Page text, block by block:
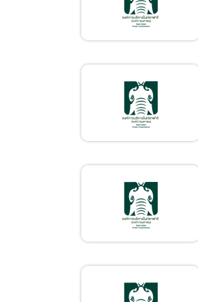
ซื้อน้ำมันเชื้อเพลิงชนิดดีเซล
B7 และชนิดแก๊สโซฮอล์ 95
(ครั้งที่ 20/2566)โดยวิธี
เฉพาะเจาะจง
ประกาศผู้ชนะการเสนอราคา
จ้างการโฆษณาและการ
ประชาสัมพันธ์ในระบบของ
Tiktok ของหน่วยงาน โดย
วิธีเฉพาะเจาะจง
ประกาศผู้ชนะการเสนอราคา
ซื้อวัสดุสำนักงาน ของ
สำนักงานพัฒนาพิงคนคร
(องค์การมหาชน) จำนวน 43
รายการ โดยวิธีเฉพาะเจาะจง
ประกาศผู้ชนะการเสนอราคา